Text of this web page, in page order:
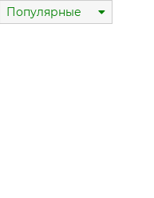
Популярные